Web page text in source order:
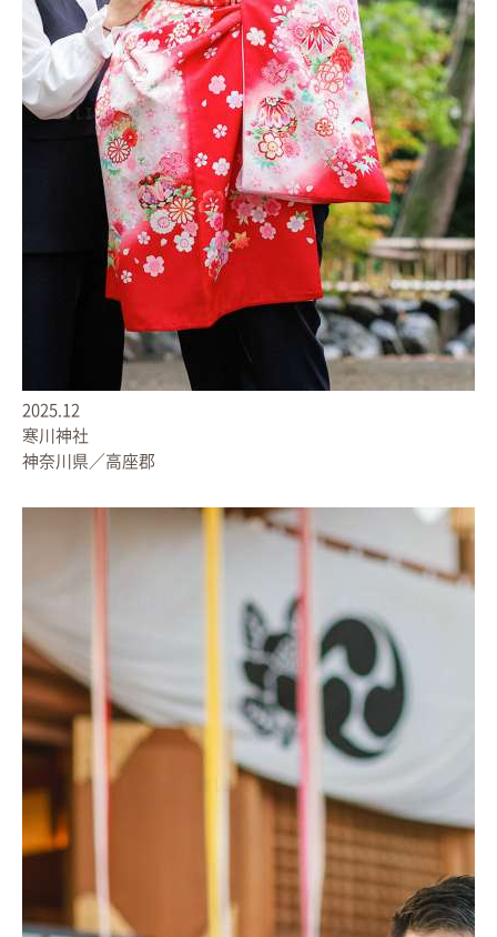
2025.12
寒川神社
神奈川県／高座郡